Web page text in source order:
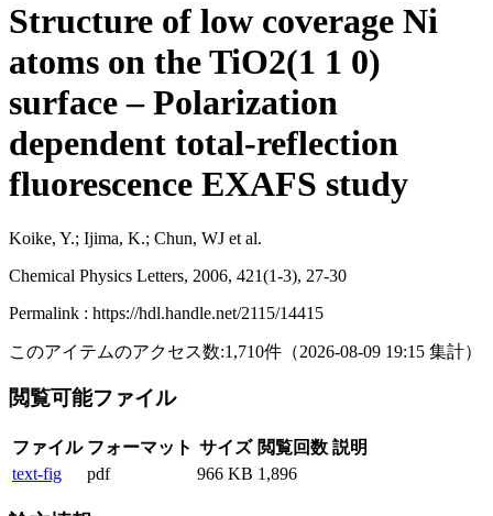
Structure of low coverage Ni
atoms on the TiO2(1 1 0)
surface – Polarization
dependent total-reflection
fluorescence EXAFS study
Koike, Y.; Ijima, K.; Chun, WJ et al.
Chemical Physics Letters, 2006, 421(1-3), 27-30
Permalink : https://hdl.handle.net/2115/14415
このアイテムのアクセス数:1,710件 （2026-08-09 19:15 集計）
閲覧可能ファイル
ファイル フォーマット サイズ 閲覧回数 説明
text-fig
pdf 966 KB 1,896